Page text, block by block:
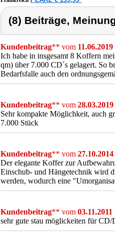
(8) Beiträge,
Kundenbeitrag** vom 11.06.2019
Ich habe in insgesamt 8 Koffern
qm) über 7.000 CD´s gelagert. So
Bedarfsfalle auch den
Kundenbeitrag** vom 28.03.2019
Sehr kompakte Möglichkeit, auch
7.000 Stück
Kundenbeitrag** vom 27.10.2014
Der elegante Koffer zur
Einschub- und Hängetechnik wird
werden, wodurch eine
Kundenbeitrag** vom 03.11.2011
sehr gute stau möglickeiten für